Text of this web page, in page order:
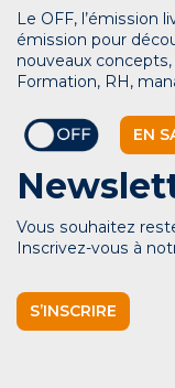
Le OFF, l’émission
émission pour
nouveaux
Formation, RH,
EN
Vous souhaitez
Inscrivez-vous à
S’INSCRIRE